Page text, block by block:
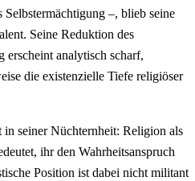
–, blieb seine
Seine Reduktion des
erscheint analytisch scharf,
die existenzielle Tiefe religiöser
seiner Nüchternheit: Religion als
ihr den Wahrheitsanspruch
Position ist dabei nicht militant